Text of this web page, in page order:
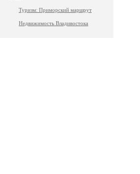
Туризм: Приморский маршрут
Недвижимость Владивостока